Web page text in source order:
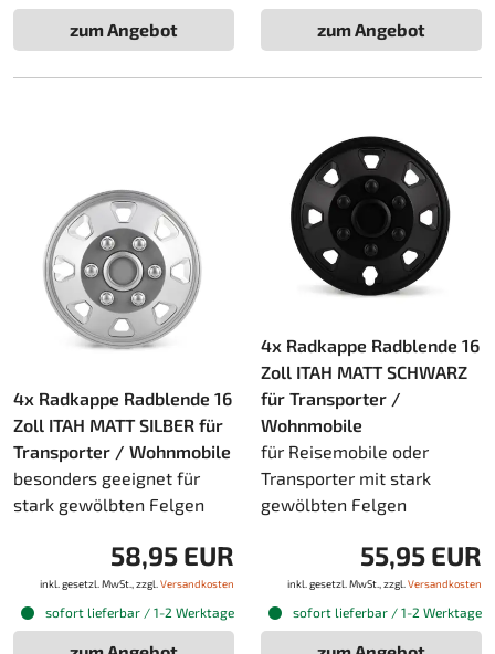
zum Angebot zum Angebot
4x Radkappe Radblende 16
Zoll ITAH MATT SILBER für
Transporter / Wohnmobile
besonders geeignet für
stark gewölbten Felgen
58,95 EUR
inkl. gesetzl. MwSt., zzgl. Versandkosten
sofort lieferbar / 1-2 Werktage
4x Radkappe Radblende 16
Zoll ITAH MATT SCHWARZ
für Transporter /
Wohnmobile
für Reisemobile oder
Transporter mit stark
gewölbten Felgen
55,95 EUR
inkl. gesetzl. MwSt., zzgl. Versandkosten
sofort lieferbar / 1-2 Werktage